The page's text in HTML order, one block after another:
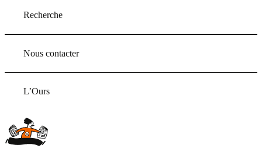
Recherche
Nous contacter
L’Ours